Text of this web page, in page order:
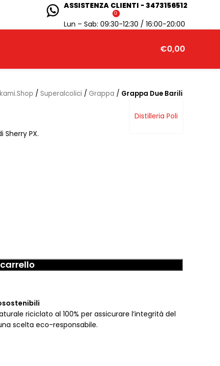
ASSISTENZA CLIENTI - 3473156512
Lun – Sab: 09:30-12:30 / 16:00-20:00
0
€0,00
/ Superalcolici / Grappa / Grappa Due Barili
Distilleria Poli
PX.
riciclato al 100% per assicurare l’integrità del
scelta eco-responsabile.